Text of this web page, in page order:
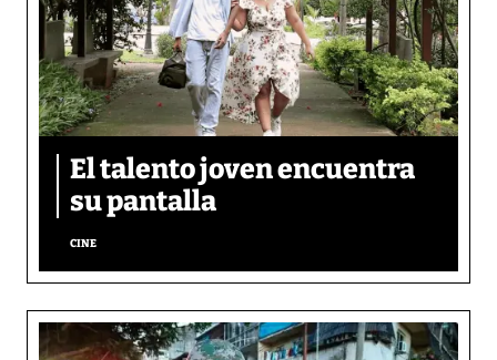
El talento joven encuentra
su pantalla​
CINE